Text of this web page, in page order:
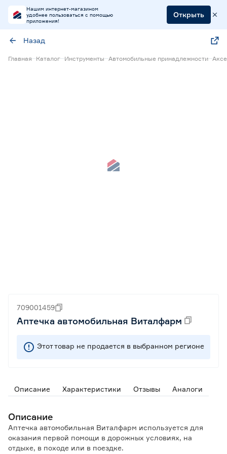
Нашим интернет-магазином
удобнее пользоваться с помощью
приложения!
Открыть
Назад
Главная Каталог Инструменты Автомобильные принадлежности
709001459
Аптечка автомобильная Виталфарм
Этот товар не продается в выбранном регионе
Описание Характеристики Отзывы Аналоги
Описание
Аптечка автомобильная Виталфарм используется для
оказания первой помощи в дорожных условиях, на
отдыхе, в походе или в поездке.